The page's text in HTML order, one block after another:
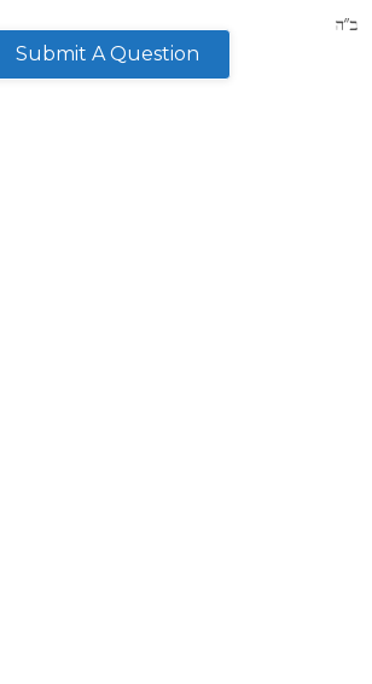
Submit A Question